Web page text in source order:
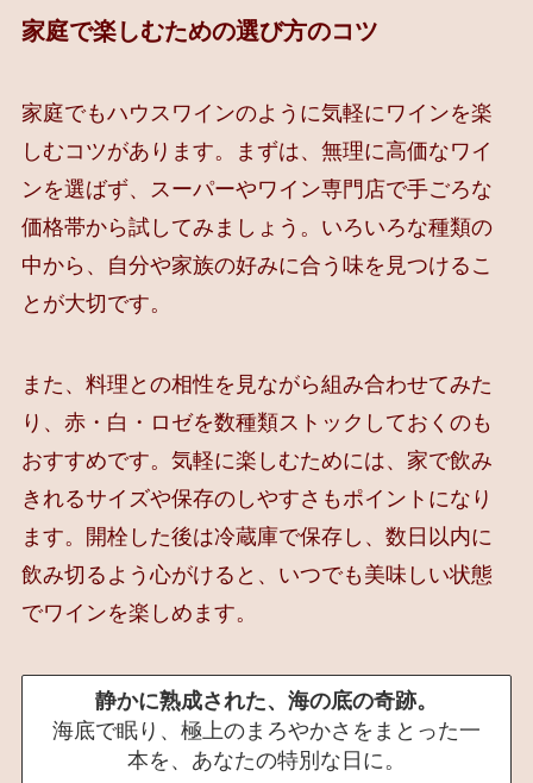
家庭で楽しむための選び方のコツ
家庭でもハウスワインのように気軽にワインを楽
しむコツがあります。まずは、無理に高価なワイ
ンを選ばず、スーパーやワイン専門店で手ごろな
価格帯から試してみましょう。いろいろな種類の
中から、自分や家族の好みに合う味を見つけるこ
とが大切です。
また、料理との相性を見ながら組み合わせてみた
り、赤・白・ロゼを数種類ストックしておくのも
おすすめです。気軽に楽しむためには、家で飲み
きれるサイズや保存のしやすさもポイントになり
ます。開栓した後は冷蔵庫で保存し、数日以内に
飲み切るよう心がけると、いつでも美味しい状態
でワインを楽しめます。
静かに熟成された、海の底の奇跡。
海底で眠り、極上のまろやかさをまとった一
本を、あなたの特別な日に。